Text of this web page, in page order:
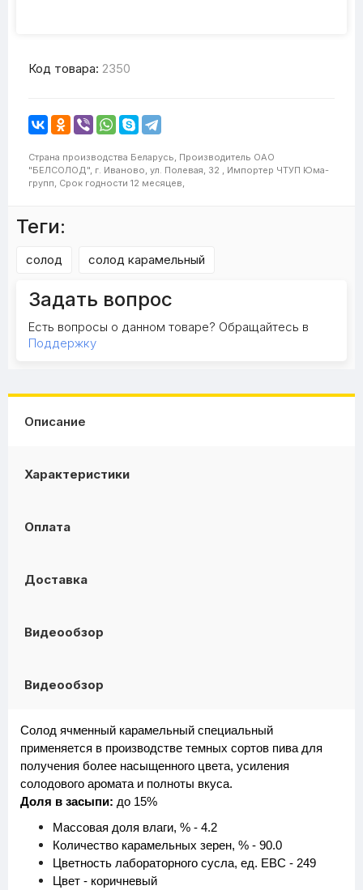
Код товара: 2350
Страна производства Беларусь, Производитель ОАО
"БЕЛСОЛОД", г. Иваново, ул. Полевая, 32 , Импортер ЧТУП Юма-
групп, Срок годности 12 месяцев,
Теги:
солод солод карамельный
Задать вопрос
Есть вопросы о данном товаре? Обращайтесь в
Поддержку
Описание
Характеристики
Оплата
Доставка
Видеообзор
Видеообзор
Солод ячменный карамельный специальный
применяется в производстве темных сортов пива для
получения более насыщенного цвета, усиления
солодового аромата и полноты вкуса.
Доля в засыпи: до 15%
Массовая доля влаги, % - 4.2
Количество карамельных зерен, % - 90.0
Цветность лабораторного сусла, ед. EBC - 249
Цвет - коричневый